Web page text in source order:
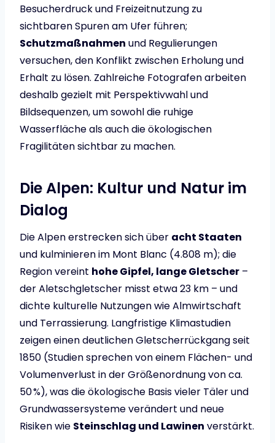
Besucherdruck und Freizeitnutzung zu
sichtbaren Spuren am Ufer führen;
Schutzmaßnahmen und Regulierungen
versuchen, den Konflikt zwischen Erholung und
Erhalt zu lösen. Zahlreiche Fotografen arbeiten
deshalb gezielt mit Perspektivwahl und
Bildsequenzen, um sowohl die ruhige
Wasserfläche als auch die ökologischen
Fragilitäten sichtbar zu machen.
Die Alpen: Kultur und Natur im
Dialog
Die Alpen erstrecken sich über acht Staaten
und kulminieren im Mont Blanc (4.808 m); die
Region vereint hohe Gipfel, lange Gletscher –
der Aletschgletscher misst etwa 23 km – und
dichte kulturelle Nutzungen wie Almwirtschaft
und Terrassierung. Langfristige Klimastudien
zeigen einen deutlichen Gletscherrückgang seit
1850 (Studien sprechen von einem Flächen- und
Volumenverlust in der Größenordnung von ca.
50 %), was die ökologische Basis vieler Täler und
Grundwassersysteme verändert und neue
Risiken wie Steinschlag und Lawinen verstärkt.